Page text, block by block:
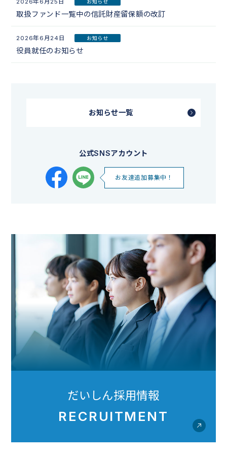
2026年6月25日 お知らせ
取扱ファンド一覧中の信託財産留保額の改訂
2026年6月24日 お知らせ
役員就任のお知らせ
公式SNSアカウント
お友達追加募集中！
お知らせ一覧
だいしん採用情報
RECRUITMENT